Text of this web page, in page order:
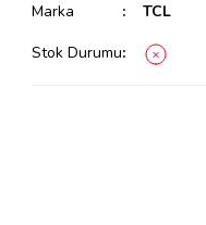
Marka TCL
Stok Durumu